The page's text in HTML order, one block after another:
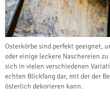
Osterkörbe sind perfekt geeignet,
oder einige leckere Naschereien
sich in vielen verschiedenen
echten Blickfang dar, mit der der
österlich dekorieren kann.